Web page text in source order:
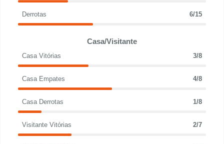
Derrotas 6/15
Casa/Visitante
Casa Vitórias 3/8
Casa Empates 4/8
Casa Derrotas 1/8
Visitante Vitórias 2/7